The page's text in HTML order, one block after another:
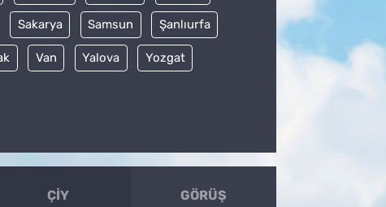
Sakarya Samsun Şanlıurfa
Van Yalova Yozgat
ÇIY GÖRÜŞ